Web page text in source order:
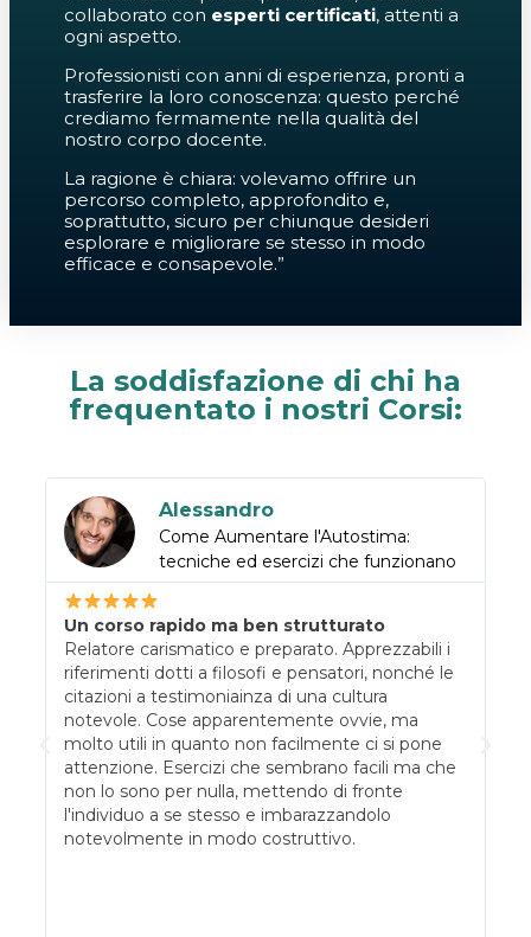
collaborato con esperti certificati, attenti a
ogni aspetto.
Professionisti con anni di esperienza, pronti a
trasferire la loro conoscenza: questo perché
crediamo fermamente nella qualità del
nostro corpo docente.
La ragione è chiara: volevamo offrire un
percorso completo, approfondito e,
soprattutto, sicuro per chiunque desideri
esplorare e migliorare se stesso in modo
efficace e consapevole.”
La soddisfazione di chi ha
frequentato i nostri Corsi:
Alessandro
Come Aumentare l'Autostima:
tecniche ed esercizi che funzionano
Un corso rapido ma ben strutturato
Relatore carismatico e preparato. Apprezzabili i
riferimenti dotti a filosofi e pensatori, nonché le
citazioni a testimoniainza di una cultura
notevole. Cose apparentemente ovvie, ma
molto utili in quanto non facilmente ci si pone
attenzione. Esercizi che sembrano facili ma che
non lo sono per nulla, mettendo di fronte
l'individuo a se stesso e imbarazzandolo
notevolmente in modo costruttivo.